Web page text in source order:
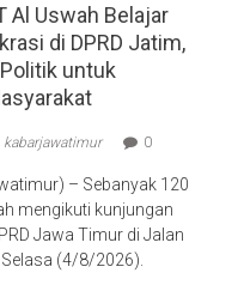
Al Uswah Belajar
di DPRD Jatim,
untuk
kabarjawatimur 0
– Sebanyak 120
mengikuti kunjungan
Jawa Timur di Jalan
(4/8/2026).